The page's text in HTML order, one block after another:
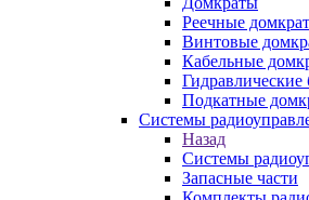
Реечные
Винтовые
Кабельные
Подкатные
Системы
Назад
Системы
Запасные части